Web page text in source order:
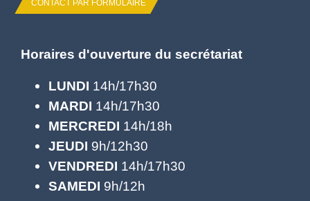
CONTACT PAR FORMULAIRE
Horaires d'ouverture du secrétariat
LUNDI 14h/17h30
MARDI 14h/17h30
MERCREDI 14h/18h
JEUDI 9h/12h30
VENDREDI 14h/17h30
SAMEDI 9h/12h